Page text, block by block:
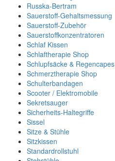
Russka-Bertram
Sauerstoff-Gehaltsmessung
Sauerstoff-Zubehör
Sauerstoffkonzentratoren
Schlaf Kissen
Schlaftherapie Shop
Schlupfsäcke & Regencapes
Schmerztherapie Shop
Schulterbandagen
Scooter / Elektromobile
Sekretsauger
Sicherheits-Haltegriffe
Sissel
Sitze & Stühle
Sitzkissen
Standardrollstuhl